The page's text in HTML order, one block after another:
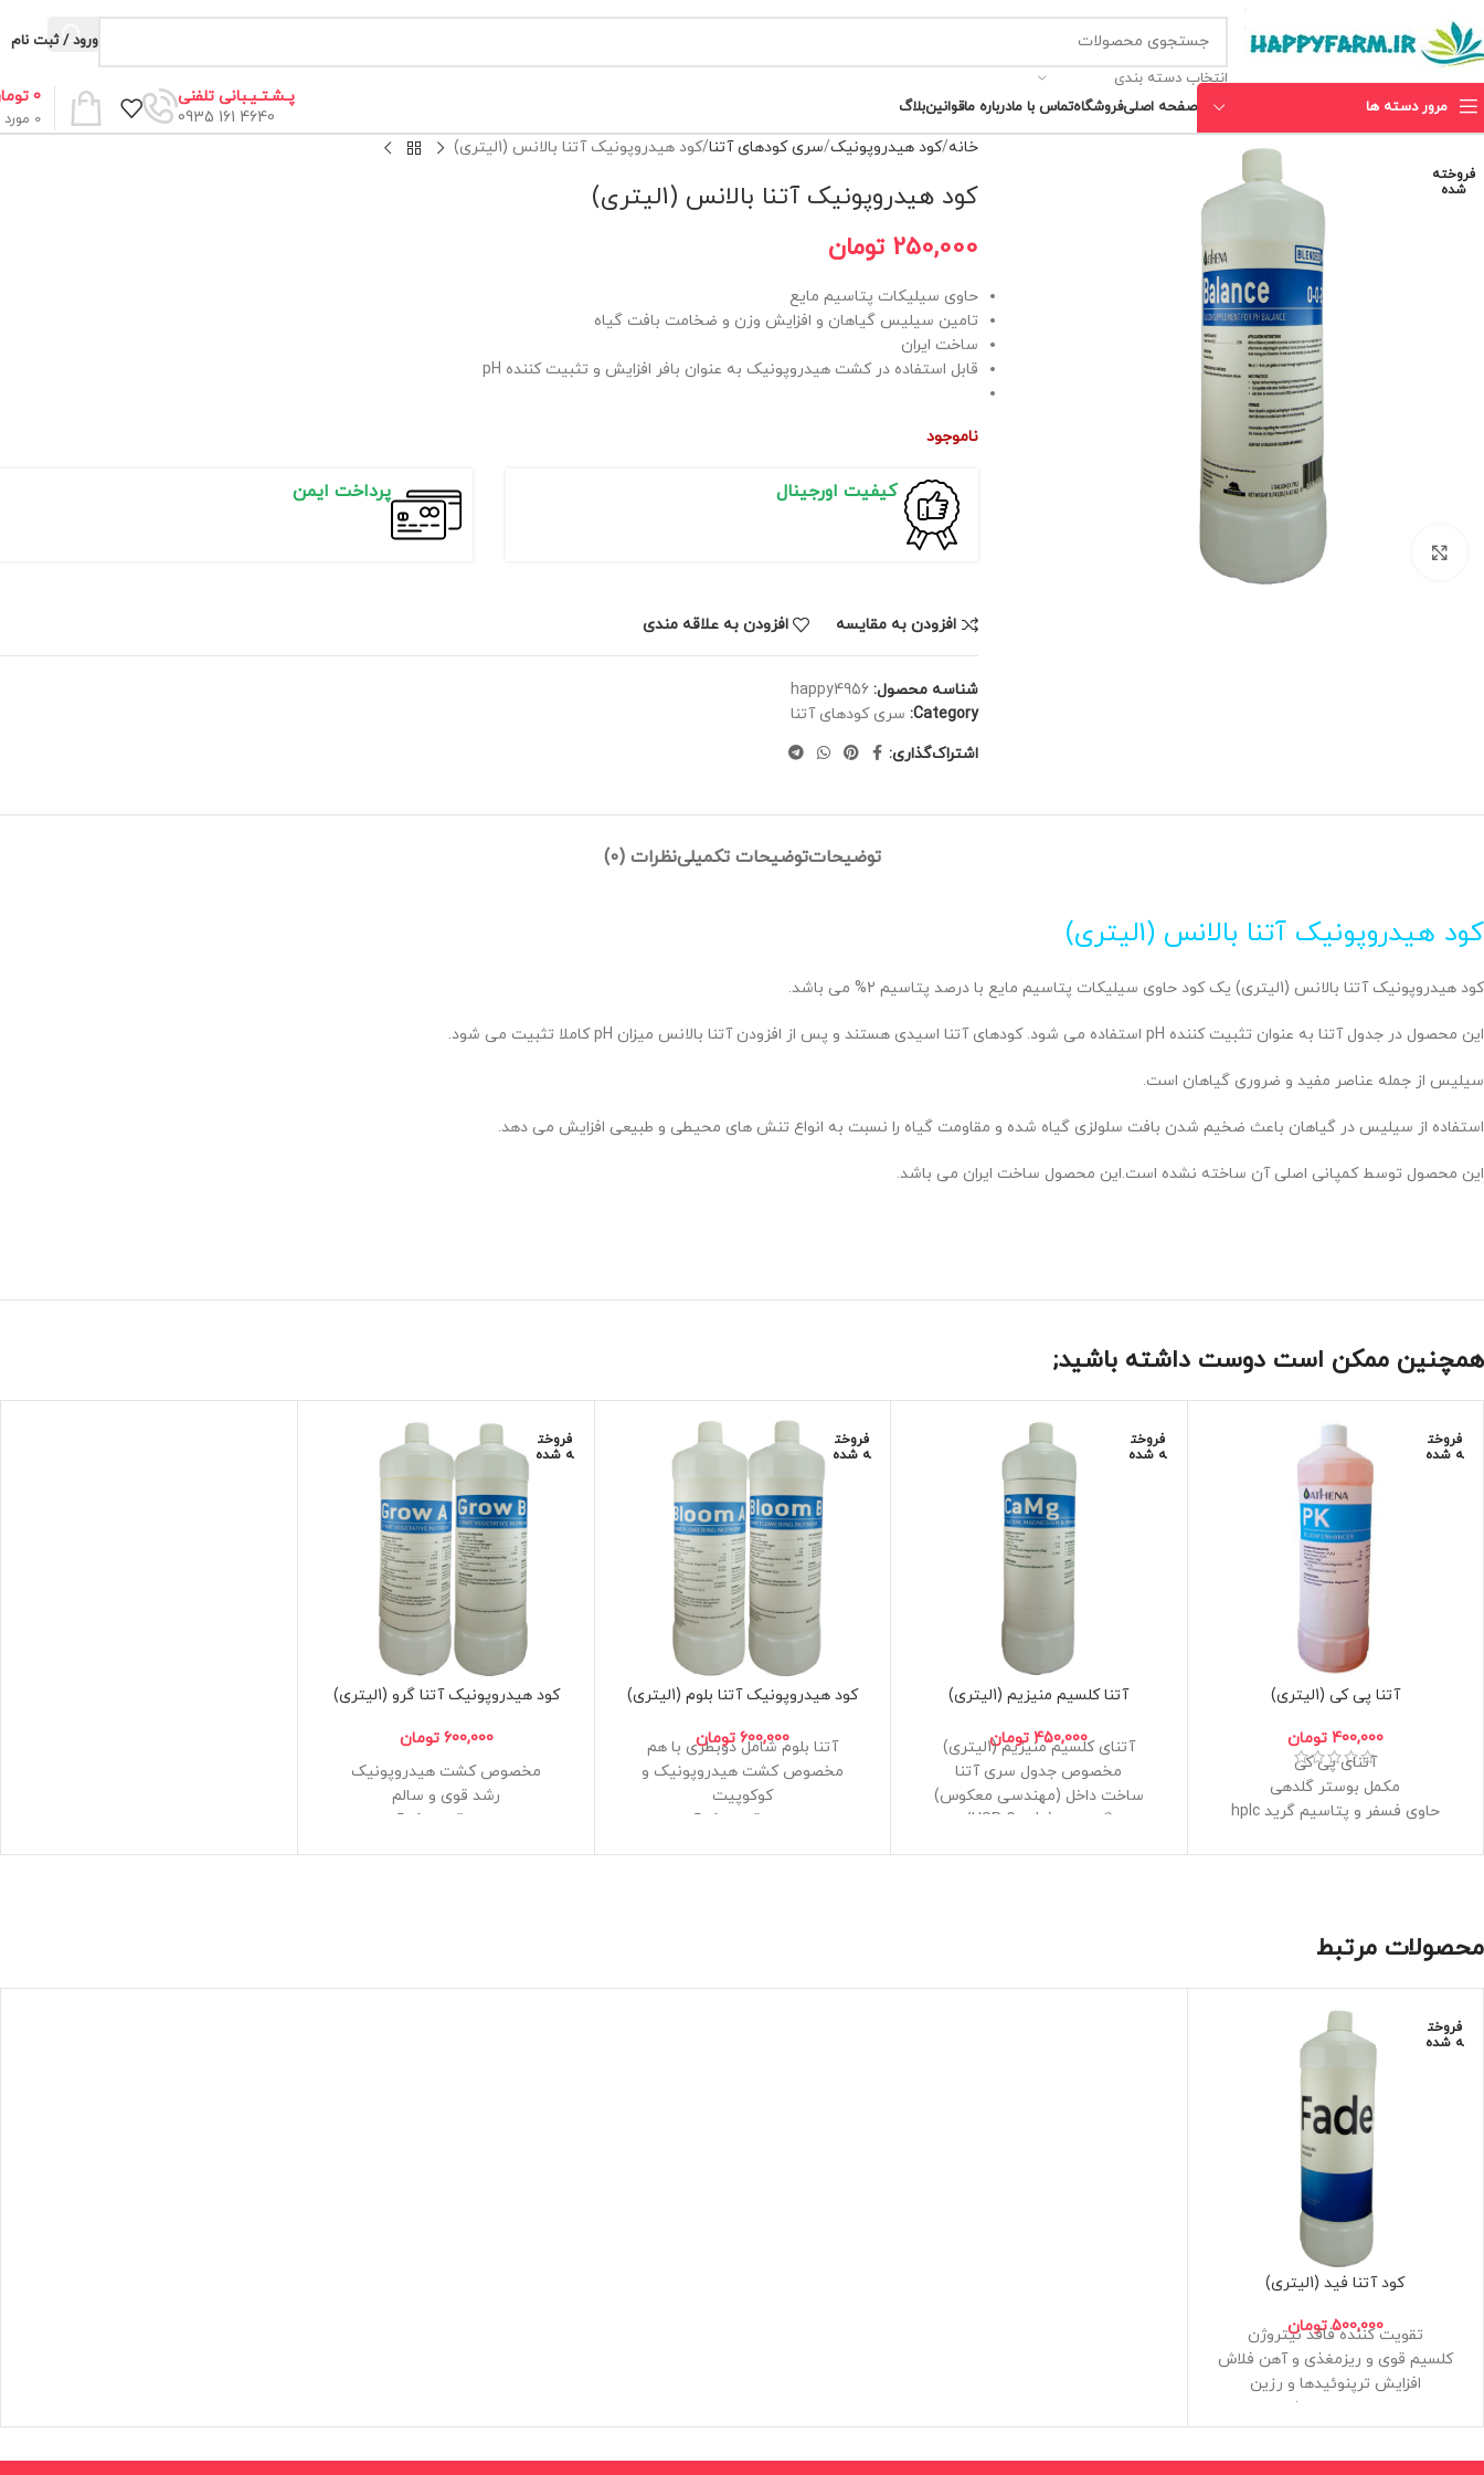
انتخاب دسته بندی
ورود / ثبت نام
مرور دسته ها صفحه اصلیفروشگاهتماس با مادرباره ماقوانینبلاگ
پـشـتـیـبانی تلفنی
4640 161 0935
0 مورد
0
فروخته
شده
برای بزرگنمایی کلیک کنید
خانه کود هیدروپونیک سری کودهای آتنا کود هیدروپونیک آتنا بالانس (1لیتری)
کود هیدروپونیک آتنا بالانس (1لیتری)
250,000 تومان
حاوی سیلیکات پتاسیم مایع
تامین سیلیس گیاهان و افزایش وزن و ضخامت بافت گیاه
ساخت ایران
قابل استفاده در کشت هیدروپونیک به عنوان بافر افزایش و تثبیت کننده pH
ناموجود
کیفیت اورجینال پرداخت ایمن
افزودن به مقایسه افزودن به علاقه مندی
شناسه محصول: happy4956
Category: سری کودهای آتنا
اشتراک‌گذاری:
توضیحاتتوضیحات تکمیلینظرات (0)
کود هیدروپونیک آتنا بالانس (1لیتری)
کود هیدروپونیک آتنا بالانس (1لیتری) یک کود حاوی سیلیکات پتاسیم مایع با درصد پتاسیم 2% می باشد.
این محصول در جدول آتنا به عنوان تثبیت کننده pH استفاده می شود. کودهای آتنا اسیدی هستند و پس از افزودن آتنا بالانس میزان pH کاملا تثبیت می شود.
سیلیس از جمله عناصر مفید و ضروری گیاهان است.
استفاده از سیلیس در گیاهان باعث ضخیم شدن بافت سلولزی گیاه شده و مقاومت گیاه را نسبت به انواع تنش های محیطی و طبیعی افزایش می دهد.
این محصول توسط کمپانی اصلی آن ساخته نشده است.این محصول ساخت ایران می باشد.
همچنین ممکن است دوست داشته باشید;
فروخت
ه شده
آتنا پی کی (1لیتری)
400,000 تومان
آتنای پی کی
مکمل بوستر گلدهی
حاوی فسفر و پتاسیم گرید hplc
مخصوص هرنوع گیاه در دوره گل و
ساخت داخل (مهندسی معکوس)
این محصول توسط شرکت اصلی آن
فروخت
ه شده
آتنا کلسیم منیزیم (1لیتری)
450,000 تومان
آتنای کلسیم منیزیم (1لیتری)
مخصوص جدول سری آتنا
ساخت داخل (مهندسی معکوس)
گرید بالا (USP Grade)
فروخت
ه شده
کود هیدروپونیک آتنا بلوم (1لیتری)
600,000 تومان
آتنا بلوم شامل دوبطری با هم
مخصوص کشت هیدروپونیک و
کوکوپیت
بسیار دقیق و کارآمد
فروخت
ه شده
کود هیدروپونیک آتنا گرو (1لیتری)
600,000 تومان
مخصوص کشت هیدروپونیک
رشد قوی و سالم
بسیار دقیق و کارآمد
محصولات مرتبط
فروخت
ه شده
کود آتنا فید (1لیتری)
500,000 تومان
تقویت کننده فاقد نیتروژن
کلسیم قوی و ریزمغذی و آهن فلاش
افزایش ترپنوئیدها و رزین
ساخت مزرعه شاد
این محصول توسط کمپانی اصلی آن
ساخته نشده است